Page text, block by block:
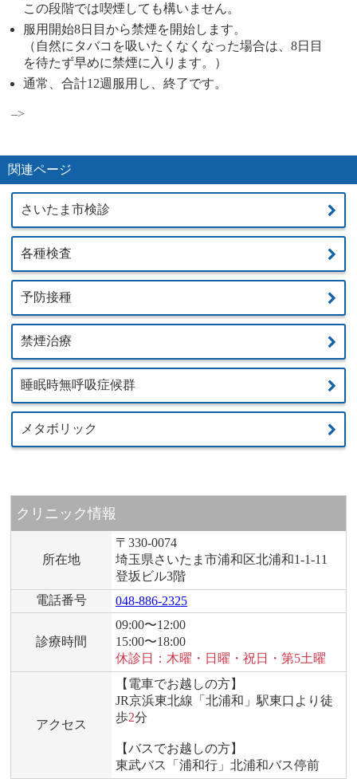
この段階では喫煙しても構いません。
服用開始8日目から禁煙を開始します。
（自然にタバコを吸いたくなくなった場合は、8日目
を待たず早めに禁煙に入ります。）
通常、合計12週服用し、終了です。
–>
関連ページ
さいたま市検診
各種検査
予防接種
禁煙治療
睡眠時無呼吸症候群
メタボリック
クリニック情報
所在地
〒330-0074
埼玉県さいたま市浦和区北浦和1-1-11
登坂ビル3階
電話番号
048-886-2325
診療時間
09:00〜12:00
15:00〜18:00
休診日：木曜・日曜・祝日・第5土曜
アクセス
【電車でお越しの方】
JR京浜東北線「北浦和」駅東口より徒
歩2分
【バスでお越しの方】
東武バス「浦和行」北浦和バス停前